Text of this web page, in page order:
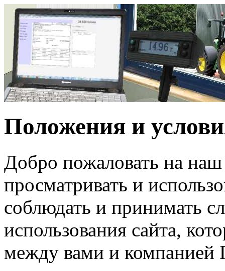
Положения и
Добро пожаловать на
просматривать и
соблюдать и принимать
использования сайта,
между вами и компанией